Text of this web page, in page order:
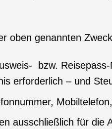
oben genannten
bzw.
erforderlich – und
ausschließlich für die